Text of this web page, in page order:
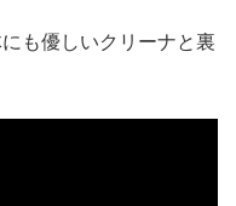
も優しいクリーナと裏